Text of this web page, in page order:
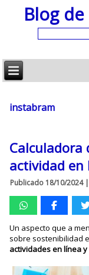
Blog
instabram
Calculadora
actividad
Publicado 18/10/2024|
Un aspecto que a
sobre sostenibilidad
actividades en línea